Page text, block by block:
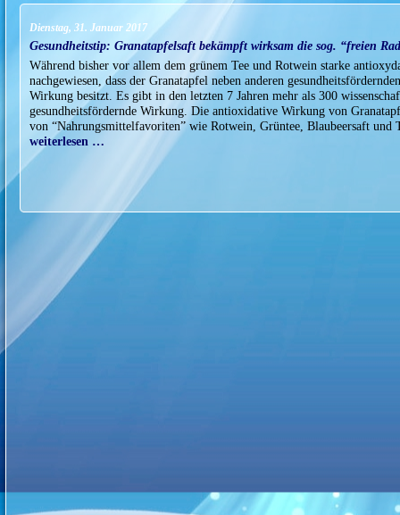
Dienstag, 31. Januar 2017
Gesundheitstip: Granatapfelsaft bekämpft wirksam die sog. “freien
Während bisher vor allem dem grünem Tee und Rotwein starke
nachgewiesen, dass der Granatapfel neben anderen
Wirkung besitzt. Es gibt in den letzten 7 Jahren mehr als 300
gesundheitsfördernde Wirkung. Die antioxidative Wirkung von
von “Nahrungsmittelfavoriten” wie Rotwein, Grüntee, Blaubeersaft
weiterlesen …